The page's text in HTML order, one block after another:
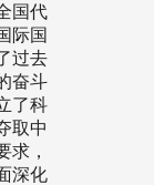
国代
际国
过去
奋斗
了科
取中
求，
深化